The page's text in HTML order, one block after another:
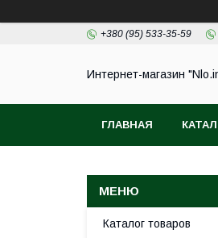
+380 (95) 533-35-59
Интернет-магазин
ГЛАВНАЯ
Каталог товаров